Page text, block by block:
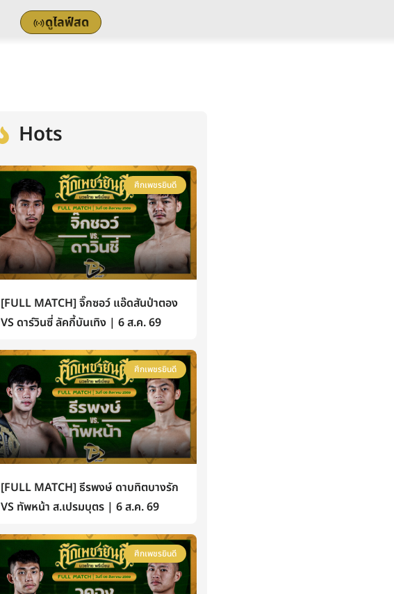
ดูไลฟ์สด
Hots
ศึกเพชรยินดี
[FULL MATCH] จิ๊กซอว์ แอ๊ดสันป่าตอง
VS ดาร์วินซี่ ลัคกี้บันเทิง | 6 ส.ค. 69
ศึกเพชรยินดี
[FULL MATCH] ธีรพงษ์ ดาบทิตบางรัก
VS ทัพหน้า ส.เปรมบุตร | 6 ส.ค. 69
ศึกเพชรยินดี